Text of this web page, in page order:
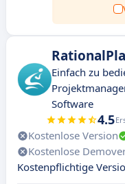
Einfach zu
Software
4.5
Kostenlose Version
Kostenlose
Kostenpflichtige